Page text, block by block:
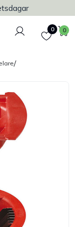
Logga in
Favoriter
0 0
/